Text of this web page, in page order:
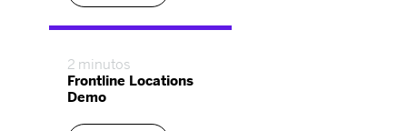
2 minutos
Frontline Locations
Demo